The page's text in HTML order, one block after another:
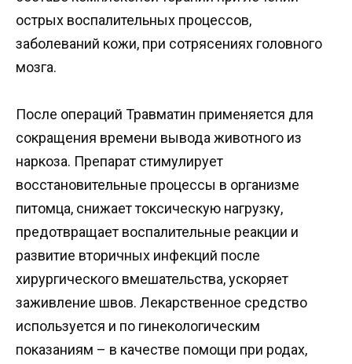
острых воспалительных процессов,
заболеваний кожи, при сотрясениях головного
мозга.
После операций Травматин применяется для
сокращения времени вывода животного из
наркоза. Препарат стимулирует
восстановительные процессы в организме
питомца, снижает токсическую нагрузку,
предотвращает воспалительные реакции и
развитие вторичных инфекций после
хирургического вмешательства, ускоряет
заживление швов. Лекарственное средство
используется и по гинекологическим
показаниям – в качестве помощи при родах,